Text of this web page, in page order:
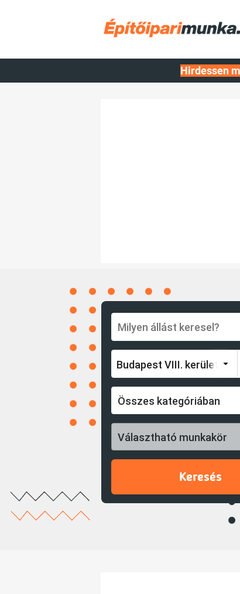
Hirdessen
Összes kategóriában
Választható munkakör
Keresés